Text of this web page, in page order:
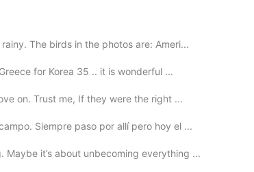
2020.12.30 14:51
The birds in the photos are: Ameri...
for Korea 35 .. it is wonderful ...
on. Trust me, If they were the right ...
Siempre paso por allí pero hoy el ...
Maybe it’s about unbecoming everything ...